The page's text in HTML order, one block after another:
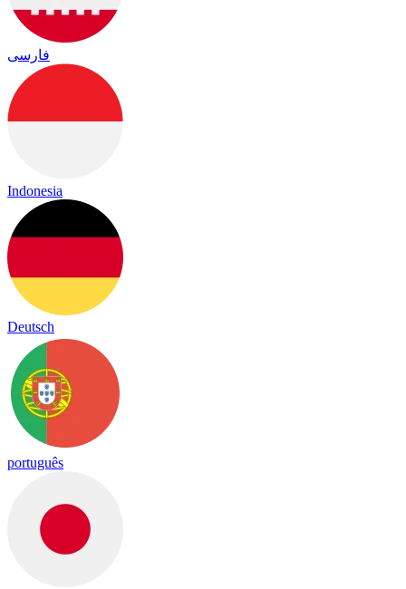
فارسی
Indonesia
Deutsch
português